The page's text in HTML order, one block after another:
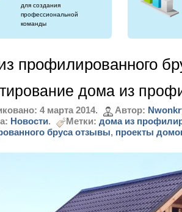
для создания
профессиональной
команды
профилированного
дома из
4 марта 2014. Автор:
Новости. Метки: дома из
бруса отзывы, проекты